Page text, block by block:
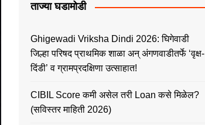
ताज्या घडामोडी
Ghigewadi Vriksha Dindi 2026: घिगेवाडी
जिल्हा परिषद प्राथमिक शाळा अन् अंगणवाडीतर्फे ‘वृक्ष-
दिंडी’ व ग्रामप्रदक्षिणा उत्साहात!
CIBIL Score कमी असेल तरी Loan कसे मिळेल?
(सविस्तर माहिती 2026)